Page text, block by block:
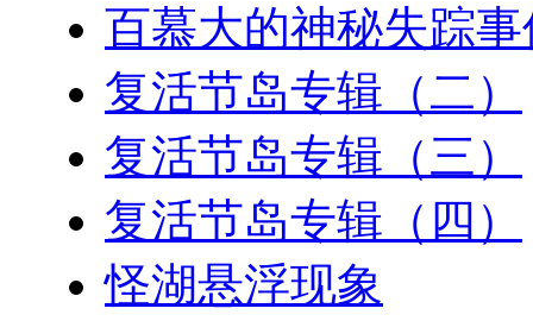
百慕大的神秘失踪事
复活节岛专辑（二）
复活节岛专辑（三）
复活节岛专辑（四）
怪湖悬浮现象